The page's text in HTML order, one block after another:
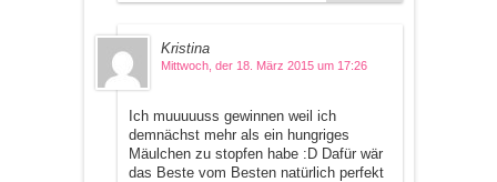
Kristina
Mittwoch, der 18. März 2015 um 17:26
Ich muuuuuss gewinnen weil ich
demnächst mehr als ein hungriges
Mäulchen zu stopfen habe :D Dafür wär
das Beste vom Besten natürlich perfekt